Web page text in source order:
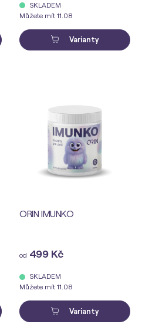
SKLADEM
Můžete mít 11.08
Varianty
ORIN IMUNKO
od 499 Kč
SKLADEM
Můžete mít 11.08
Varianty